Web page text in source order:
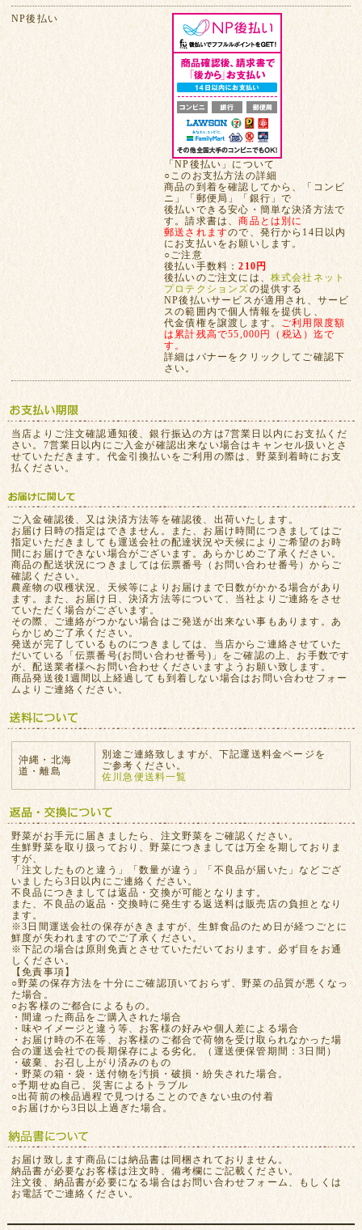
NP後払い
「NP後払い」について
○このお支払方法の詳細
商品の到着を確認してから、「コンビ
ニ」「郵便局」「銀行」で
後払いできる安心・簡単な決済方法で
す。請求書は、商品とは別に
郵送されますので、発行から14日以内
にお支払いをお願いします。
○ご注意
後払い手数料：210円
後払いのご注文には、 株式会社ネット
プロテクションズの提供する
NP後払いサービスが適用され、サービ
スの範囲内で個人情報を提供し、
代金債権を譲渡します。 ご利用限度額
は累計残高で55,000円（税込）迄で
す。
詳細はバナーをクリックしてご確認下
さい。
当店よりご注文確認通知後、銀行振込の方は7営業日以内にお支払くだ
さい。7営業日以内にご入金が確認出来ない場合はキャンセル扱いとさ
せていただきます。代金引換払いをご利用の際は、野菜到着時にお支
払ください。
ご入金確認後、又は決済方法等を確認後、出荷いたします。
お届け日時の指定はできません。また、お届け時間につきましてはご
指定いただきましても運送会社の配達状況や天候によりご希望のお時
間にお届けできない場合がございます。あらかじめご了承ください。
商品の配送状況につきましては伝票番号（お問い合わせ番号）からご
確認ください。
農産物の収穫状況、天候等によりお届けまで日数がかかる場合があり
ます。また、お届け日、決済方法等について、当社よりご連絡をさせ
ていただく場合がございます。
その際、ご連絡がつかない場合はご発送が出来ない事もあります。あ
らかじめご了承ください。
発送が完了しているものにつきましては、当店からご連絡させていた
だいている「伝票番号(お問い合わせ番号)」をご確認の上、お手数です
が、配送業者様へお問い合わせくださいますようお願い致します。
商品発送後1週間以上経過しても到着しない場合はお問い合わせフォー
ムよりご連絡ください。
沖縄・北海
道・離島
別途ご連絡致しますが、下記運送料金ページを
ご参考ください。
佐川急便送料一覧
野菜がお手元に届きましたら、注文野菜をご確認ください。
生鮮野菜を取り扱っており、野菜につきましては万全を期しておりま
すが、
「注文したものと違う」「数量が違う」「不良品が届いた」などござ
いましたら3日以内にご連絡ください。
不良品につきましては返品・交換が可能となります。
また、不良品の返品・交換時に発生する返送料は販売店の負担となり
ます。
※3日間運送会社の保存がききますが、生鮮食品のため日が経つごとに
鮮度が失われますのでご了承ください。
※下記の場合は原則免責とさせていただいております。必ず目をお通
しください。
【免責事項】
○野菜の保存方法を十分にご確認頂いておらず、野菜の品質が悪くなっ
た場合。
○お客様のご都合によるもの。
・間違った商品をご購入された場合
・味やイメージと違う等、お客様の好みや個人差による場合
・お届け時の不在等、お客様のご都合で荷物を受け取られなかった場
合の運送会社での長期保存による劣化。（運送便保管期間：3日間）
・破棄、お召し上がり済みのもの
・野菜の箱・袋・送付物を汚損・破損・紛失された場合。
○予期せぬ自己、災害によるトラブル
○出荷前の検品過程で見つけることのできない虫の付着
○お届けから3日以上過ぎた場合。
お届け致します商品には納品書は同梱されておりません。
納品書が必要なお客様は注文時、備考欄にご記載ください。
注文後、納品書が必要になる場合はお問い合わせフォーム、もしくは
お電話でご連絡ください。